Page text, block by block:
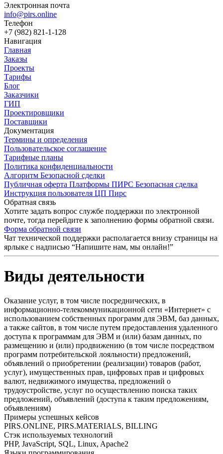
Электронная почта
info@pirs.online
Телефон
+7 (982) 821-1-128
Навигация
Главная
Заказы
Проекты
Тарифы
Блог
Заказчики
ГИП
Проектировщики
Поставщики
Документация
Термины и определения
Пользовательское соглашение
Тарифные планы
Политика конфиденциальности
Алгоритм Безопасной сделки
Публичная оферта Платформы ПИРС Безопасная сделка
Инструкция пользователя ЦП Пирс
Обратная связь
Хотите задать вопрос службе поддержки по электронной
почте, тогда перейдите к заполнению формы обратной связи.
Форма обратной связи
Чат технической поддержки располагается внизу страницы на
ярлыке с надписью “Напишите нам, мы онлайн!”
Виды деятельности
Оказание услуг, в том числе посреднических, в
информационно-телекоммуникационной сети «Интернет» с
использованием собственных программ для ЭВМ, баз данных,
а также сайтов, в том числе путем предоставления удаленного
доступа к программам для ЭВМ и (или) базам данных, по
размещению и (или) продвижению (в том числе посредством
программ потребительской лояльности) предложений,
объявлений о приобретении (реализации) товаров (работ,
услуг), имущественных прав, цифровых прав и цифровых
валют, недвижимого имущества, предложений о
трудоустройстве, услуг по осуществлению поиска таких
предложений, объявлений (доступа к таким предложениям,
объявлениям)
Примеры успешных кейсов
PIRS.ONLINE, PIRS.MATERIALS, BILLING
Стэк используемых технологий
PHP, JavaScript, SQL, Linux, Apache2